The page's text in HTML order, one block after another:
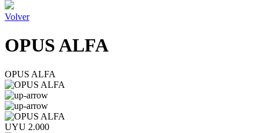
Volver
OPUS ALFA
OPUS ALFA
UYU 2.000